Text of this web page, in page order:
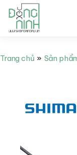
tới
Trang chủ Sản